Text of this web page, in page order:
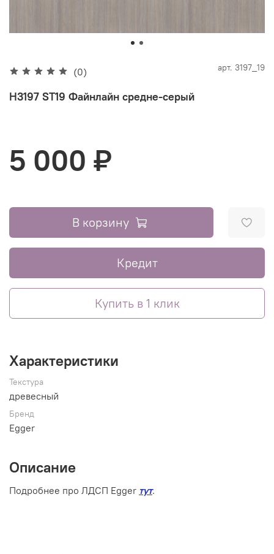
(0) арт. 3197_19
H3197 ST19 Файнлайн средне-серый
5 000 ₽
В корзину
Кредит
Купить в 1 клик
Характеристики
Текстура
древесный
Бренд
Egger
Описание
Подробнее про ЛДСП Egger тут.